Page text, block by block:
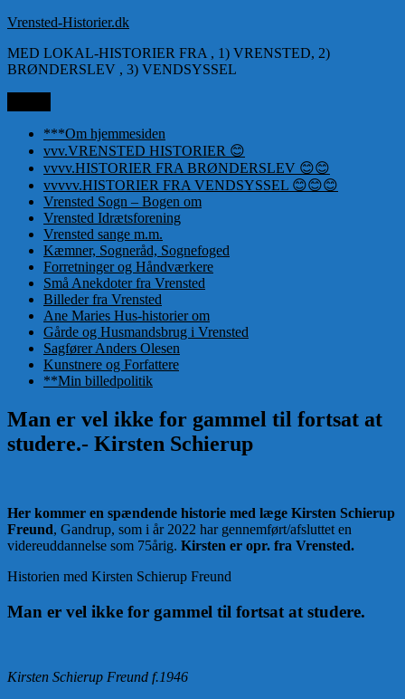
Videre
indhold
Vrensted-Historier.dk
MED LOKAL-HISTORIER FRA , 1) VRENSTED, 2)
BRØNDERSLEV , 3) VENDSYSSEL
***Om hjemmesiden
vvv.VRENSTED HISTORIER 😊
vvvv.HISTORIER FRA BRØNDERSLEV 😊😊
vvvvv.HISTORIER FRA VENDSYSSEL 😊😊😊
Vrensted Sogn – Bogen om
Vrensted Idrætsforening
Vrensted sange m.m.
Kæmner, Sogneråd, Sognefoged
Forretninger og Håndværkere
Små Anekdoter fra Vrensted
Billeder fra Vrensted
Ane Maries Hus-historier om
Gårde og Husmandsbrug i Vrensted
Sagfører Anders Olesen
Kunstnere og Forfattere
**Min billedpolitik
Man er vel ikke for gammel til fortsat at
studere.- Kirsten Schierup
Her kommer en spændende historie med læge Kirsten Schierup
Freund, Gandrup, som i år 2022 har gennemført/afsluttet en
videreuddannelse som 75årig. Kirsten er opr. fra Vrensted.
Historien med Kirsten Schierup Freund
Man er vel ikke for gammel til fortsat at studere.
Kirsten Schierup Freund f.1946